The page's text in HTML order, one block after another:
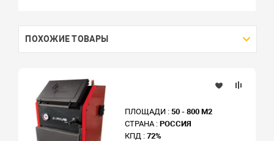
ПОХОЖИЕ ТОВАРЫ
ПЛОЩАДИ :50 - 800 М2
СТРАНА :РОССИЯ
КПД :72%